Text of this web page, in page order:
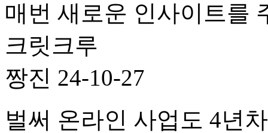
매번 새로운 인사이트를
크릿크루
짱진 24-10-27
벌써 온라인 사업도 4년